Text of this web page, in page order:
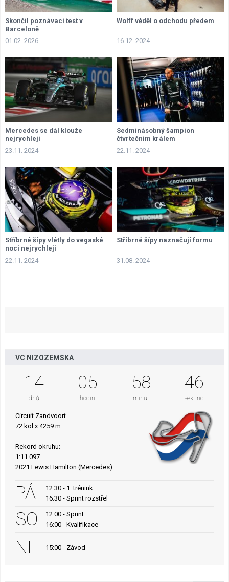
Skončil poznávací test v
Barceloně
01.02. 2026
Wolff věděl o odchodu předem
16.12. 2024
Mercedes se dál klouže
nejrychleji
23.11. 2024
Sedminásobný šampion
čtvrtečním králem
22.11. 2024
Stříbrné šípy vlétly do vegaské
noci nejrychleji
22.11. 2024
Stříbrné šípy naznačují formu
31.08. 2024
VC NIZOZEMSKA
14
dnů
05
hodin
58
minut
45
sekund
Circuit Zandvoort
72 kol x 4259 m
Rekord okruhu:
1:11.097
2021 Lewis Hamilton (Mercedes)
PÁ
12:30 - 1. trénink
16:30 - Sprint rozstřel
SO
12:00 - Sprint
16:00 - Kvalifikace
NE 15:00 - Závod